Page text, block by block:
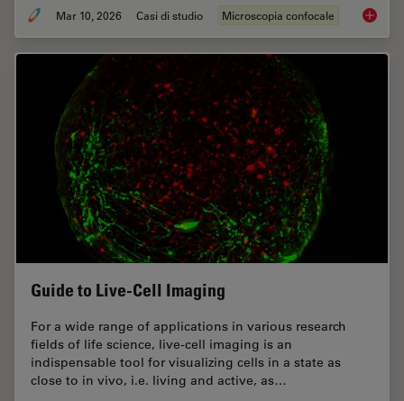
Mar 10, 2026 Casi di studio Microscopia confocale
Guide to Live-Cell Imaging
For a wide range of applications in various research
fields of life science, live-cell imaging is an
indispensable tool for visualizing cells in a state as
close to in vivo, i.e. living and active, as…